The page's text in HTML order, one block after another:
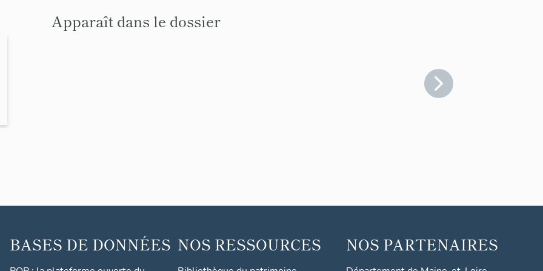
Apparaît dans le dossier
BASES DE DONNÉES NOS RESSOURCES NOS PARTENAIRES